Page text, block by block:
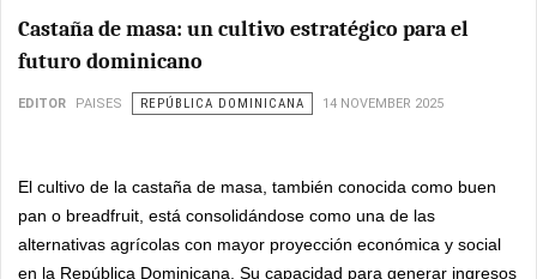
Castaña de masa: un cultivo estratégico para el
futuro dominicano
EDITOR PAISES REPÚBLICA DOMINICANA 14 NOVEMBER 2025
El cultivo de la castaña de masa, también conocida como buen
pan o breadfruit, está consolidándose como una de las
alternativas agrícolas con mayor proyección económica y social
en la República Dominicana. Su capacidad para generar ingresos